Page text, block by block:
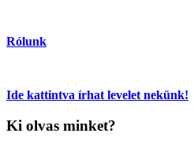
Rólunk
Ide kattintva írhat levelet nekünk!
Ki olvas minket?